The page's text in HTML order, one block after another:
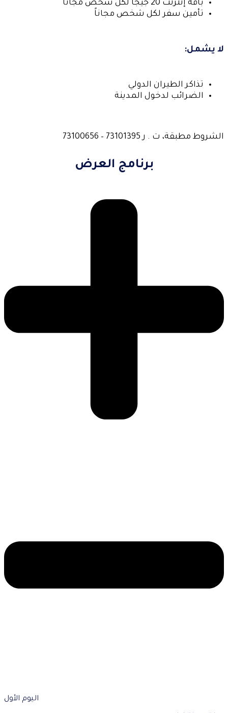
باقة إنترنت 20 جيجا لكل شخص مجاناً
تأمين سفر لكل شخص مجاناً
لا يشمل:
تذاكر الطيران الدولي
الضرائب لدخول المدينة
الشروط مطبقة، ت . ر 73101395 – 73100656
برنامج العرض
اليوم الأول